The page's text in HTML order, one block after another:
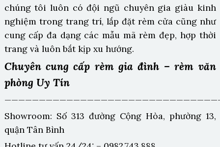
chúng tôi luôn có đội ngũ chuyên gia giàu kinh
nghiệm trong trang trí, lắp đặt rèm cửa cũng như
cung cấp đa dạng các mẫu mã rèm đẹp, hợp thời
trang và luôn bắt kịp xu hướng.
Chuyên cung cấp rèm gia đình – rèm văn
phòng Uy Tín
Showroom: Số 313 đường Cộng Hòa, phường 13,
quận Tân Bình